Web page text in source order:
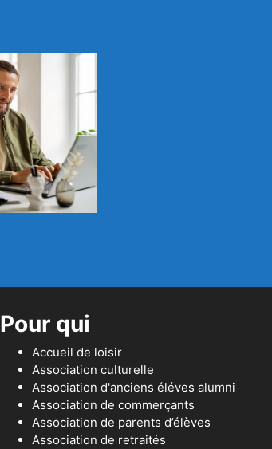
Pour qui
Accueil de loisir
Association culturelle
Association d'anciens éléves alumni
Association de commerçants
Association de parents d’élèves
Association de retraités